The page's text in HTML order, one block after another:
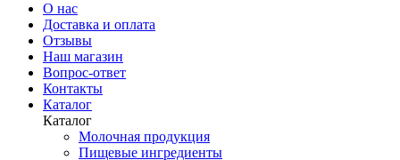
О нас
Доставка и оплата
Отзывы
Наш магазин
Вопрос-ответ
Контакты
Каталог
Каталог
Молочная продукция
Пищевые ингредиенты